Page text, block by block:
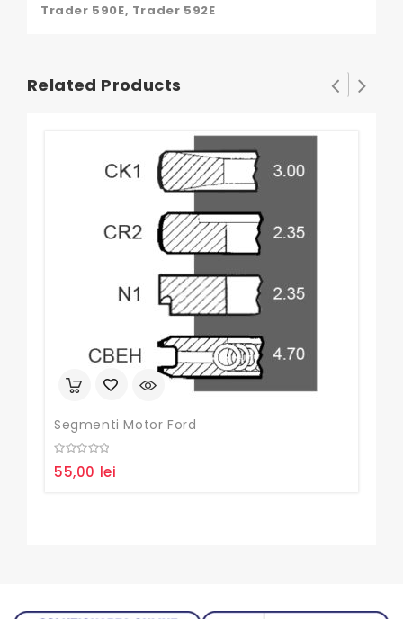
Trader 590E, Trader 592E
Related Products
Segmenti Motor Ford
out
55,00 lei